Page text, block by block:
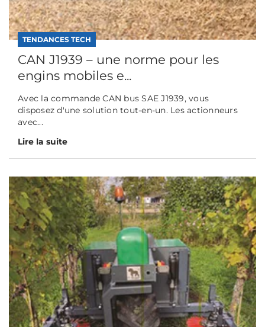
TENDANCES TECH
CAN J1939 – une norme pour les
engins mobiles e...
Avec la commande CAN bus SAE J1939, vous
disposez d'une solution tout-en-un. Les actionneurs
avec...
Lire la suite